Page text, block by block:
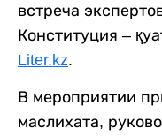
встреча
Конституция –
Liter.kz.
В мероприятии
маслихата,